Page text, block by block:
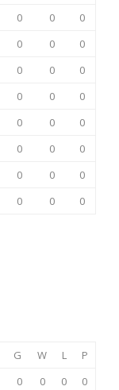
0 0
0
0 0
0
0 0
0
0 0
0
0 0
0
0 0
0
0 0
0
0 0 0
G W L
P
0 0 0
0